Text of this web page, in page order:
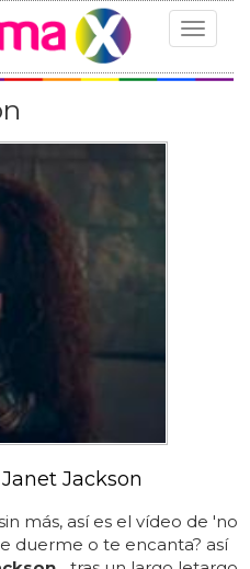
Toggle
Jackson
más, así es el vídeo de 'no
duerme o te encanta? así